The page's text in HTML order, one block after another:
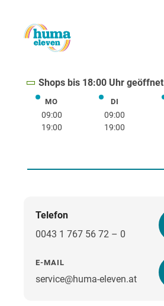
Shops bis 18:00 Uhr geöffnet
MOMontag
09:00
19:00
DIDienstag
09:00
19:00
Telefon
0043 1 767 56 72 – 0
E-MAIL
service@huma-eleven.at